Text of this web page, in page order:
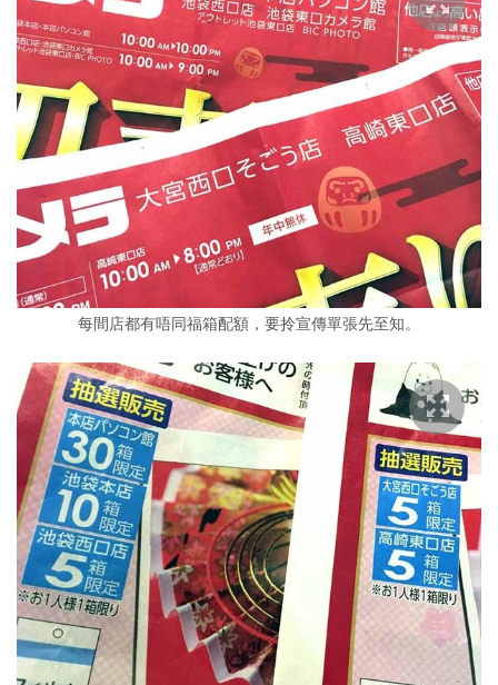
每間店都有唔同福箱配額，要拎宣傳單張先至知。